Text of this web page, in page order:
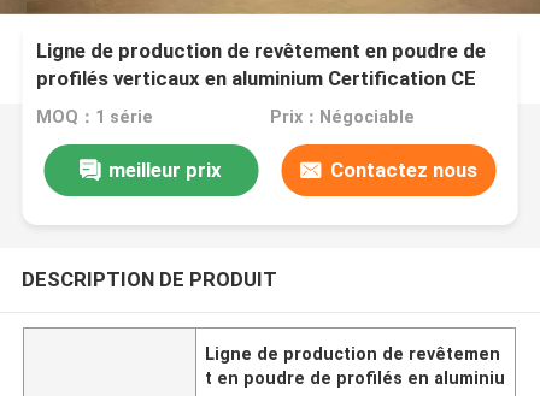
Ligne de production de revêtement en poudre de
profilés verticaux en aluminium Certification CE
MOQ：1 série Prix：Négociable
meilleur prix Contactez nous
DESCRIPTION DE PRODUIT
Ligne de production de revêtemen
t en poudre de profilés en aluminiu